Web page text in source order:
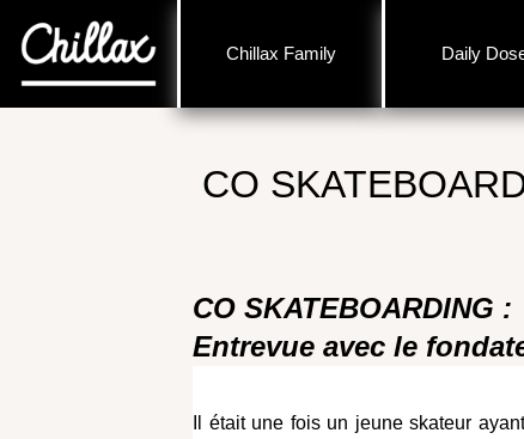
Chillax Family Daily
CO
CO SKATEBOARDING :
Entrevue avec le
Il était une fois un jeune skateur